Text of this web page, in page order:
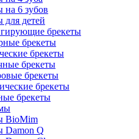
на 6 зубов
для детей
брекеты
брекеты
брекеты
брекеты
брекеты
брекеты
брекеты
BioMim
Damon Q